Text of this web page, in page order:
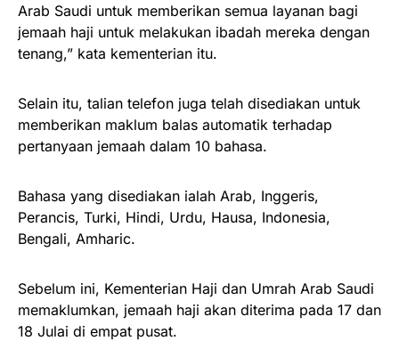
Arab Saudi untuk memberikan semua layanan bagi
jemaah haji untuk melakukan ibadah mereka dengan
tenang,” kata kementerian itu.
Selain itu, talian telefon juga telah disediakan untuk
memberikan maklum balas automatik terhadap
pertanyaan jemaah dalam 10 bahasa.
Bahasa yang disediakan ialah Arab, Inggeris,
Perancis, Turki, Hindi, Urdu, Hausa, Indonesia,
Bengali, Amharic.
Sebelum ini, Kementerian Haji dan Umrah Arab Saudi
memaklumkan, jemaah haji akan diterima pada 17 dan
18 Julai di empat pusat.